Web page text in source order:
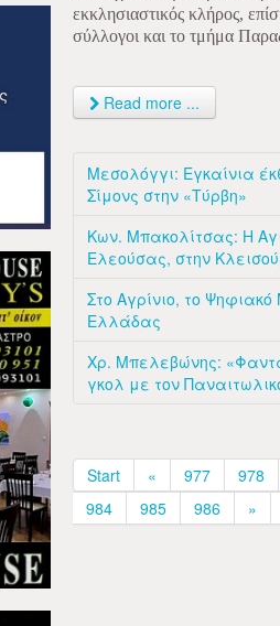
εκκλησιαστικός κλήρος,
σύλλογοι και το τμήμα
Read more ...
Μεσολόγγι: Εγκαίνια
Σίμονς στην «Τύρβη»
Κων. Μπακολίτσας: Η
Ελεούσας, στην
Στο Αγρίνιο, το
Ελλάδας
Χρ. Mπελεβώνης:
γκολ με τον
Start « 977
978
984
985 986 »